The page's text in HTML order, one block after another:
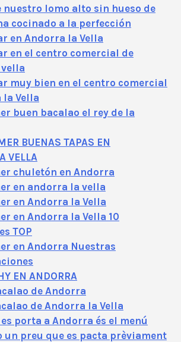
nuestro lomo alto sin hueso de
cocinado a la perfección
en Andorra la Vella
en el centro comercial de
muy bien en el centro comercial
la Vella
buen bacalao el rey de la
BUENAS TAPAS EN
VELLA
chuletón en Andorra
en andorra la vella
en Andorra la Vella
en Andorra la Vella 10
TOP
en Andorra Nuestras
EN ANDORRA
de Andorra
de Andorra la Vella
es porta a Andorra és el menú
un preu que es pacta prèviament